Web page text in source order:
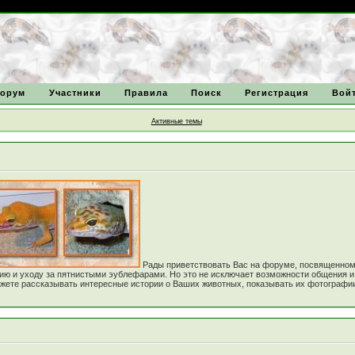
Участники Правила Поиск Регистрация
Активные темы
Рады приветствовать Вас на форуме,
и уходу за пятнистыми эублефарами. Но это не исключает возможности
рассказывать интересные истории о Ваших животных, показывать их